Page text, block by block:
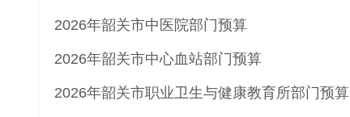
2026年韶关市中医院部门预算
2026年韶关市中心血站部门预算
2026年韶关市职业卫生与健康教育所部门预算